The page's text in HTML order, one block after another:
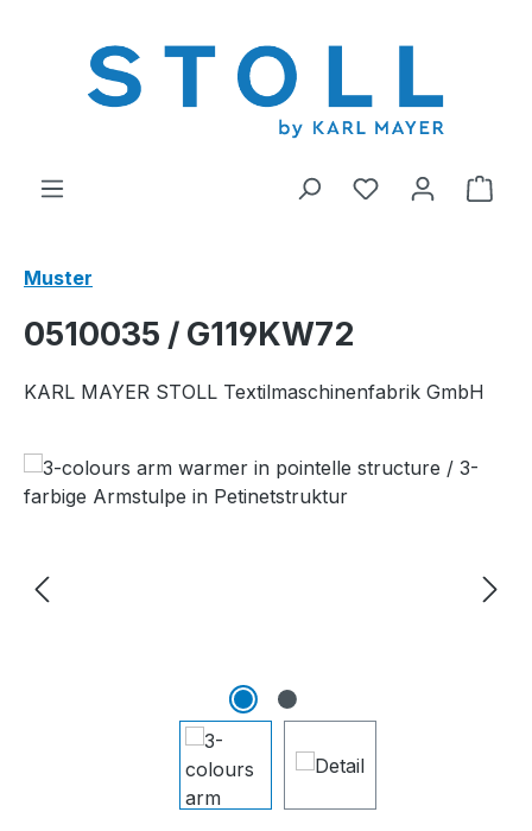
Du hast 0
Muster
0510035 / G119KW72
KARL MAYER STOLL Textilmaschinenfabrik GmbH
Bildergalerie überspringen